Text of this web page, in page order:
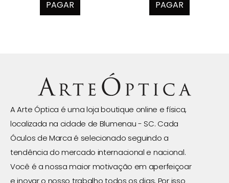
PAGAR PAGAR
A Arte Óptica é uma loja boutique online e física,
localizada na cidade de Blumenau - SC. Cada
Óculos de Marca é selecionado seguindo a
tendência do mercado internacional e nacional.
Você é a nossa maior motivação em aperfeiçoar
e inovar o nosso trabalho todos os dias. Por isso